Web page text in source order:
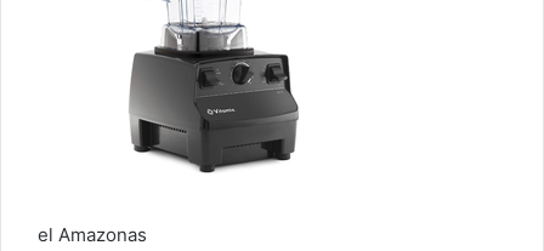
el Amazonas